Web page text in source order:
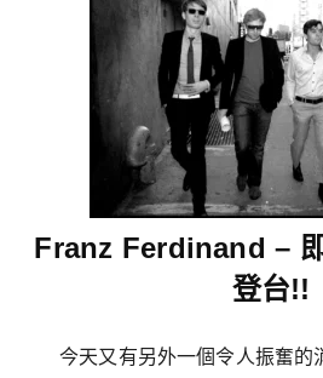
Franz Ferdinand –
登台!!
今天又有另外一個令人振奮的